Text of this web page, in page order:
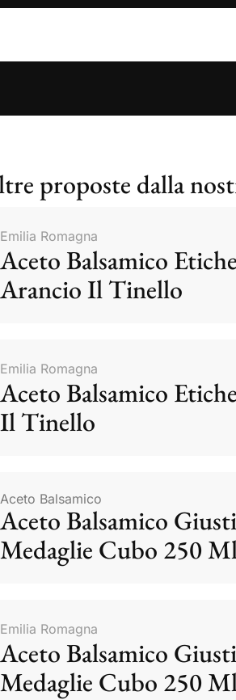
proposte dalla
Emilia Romagna
Aceto Balsamico
Arancio Il Tinello
Emilia Romagna
Aceto Balsamico
Il Tinello
Aceto Balsamico
Aceto Balsamico
Medaglie Cubo 250
Emilia Romagna
Aceto Balsamico
Medaglie Cubo 250